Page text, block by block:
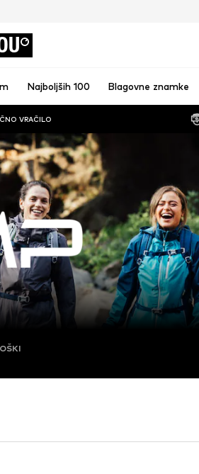
Najboljših 100 Blagovne znamke
VRAČILO